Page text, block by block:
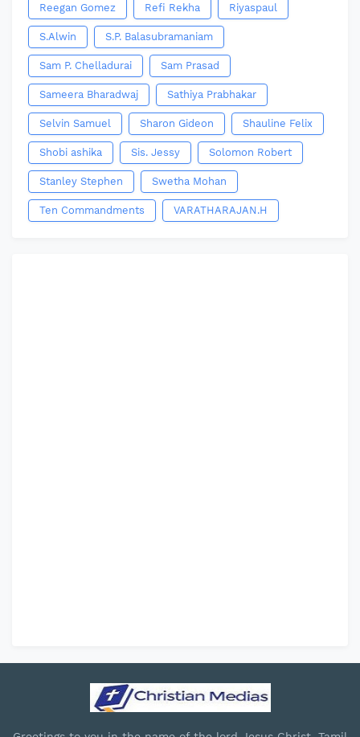
Reegan Gomez Refi Rekha Riyaspaul
S.Alwin S.P. Balasubramaniam
Sam P. Chelladurai Sam Prasad
Sameera Bharadwaj Sathiya Prabhakar
Selvin Samuel Sharon Gideon Shauline Felix
Shobi ashika Sis. Jessy Solomon Robert
Stanley Stephen Swetha Mohan
Ten Commandments VARATHARAJAN.H